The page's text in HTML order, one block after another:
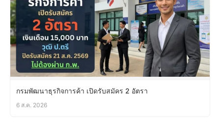
กรมพัฒนาธุรกิจการค้า เปิดรับสมัคร 2 อัตรา
6 ส.ค. 2026